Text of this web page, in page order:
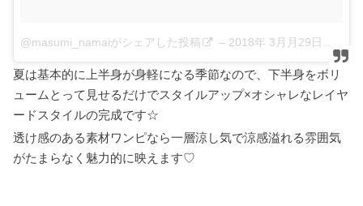
@masumi_namaiがシェアした投稿 – 2018年 3月月29日午前7時01分PDT
夏は基本的に上半身が身軽になる季節なので、下半身をボリ
ュームとって見せるだけでスタイルアップ×オシャレなレイヤ
ードスタイルの完成です☆
透け感のある素材ワンピなら一層涼し気で涼感溢れる雰囲気
がたまらなく魅力的に映えます♡